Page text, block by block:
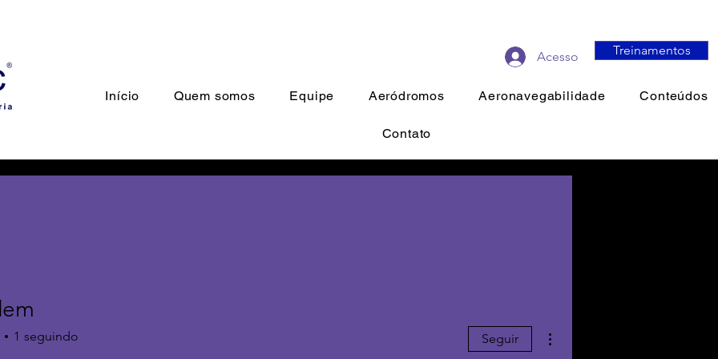
Acesso Treinamentos
Início Quem somos Equipe Aeródromos Aeronavegabilidade Conteúdos
Contato
1 seguindo Seguir